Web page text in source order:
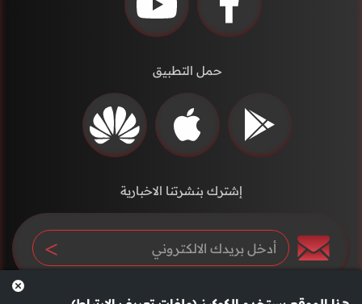
حمل التطبيق
إشترك بنشرتنا الاخبارية